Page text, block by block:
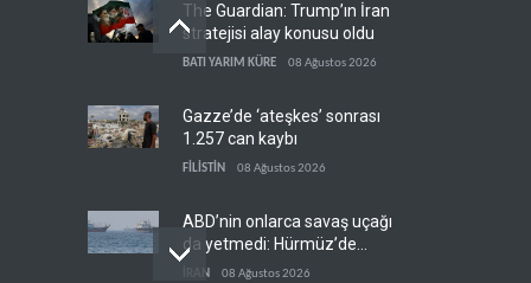
The Guardian: Trump’ın İran
stratejisi alay konusu oldu
BATI YARIM KÜRE 08 Ağustos 2026
Gazze’de ‘ateşkes’ sonrası
1.257 can kaybı
FİLİSTİN 08 Ağustos 2026
ABD’nin onlarca savaş uçağı
da yetmedi: Hürmüz’de
gemi vuruldu
İRAN 08 Ağustos 2026